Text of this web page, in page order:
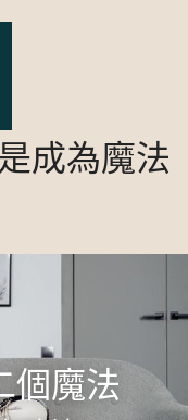
成為魔法
析
個魔法